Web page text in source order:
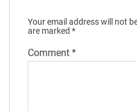
Your email address will not
are marked *
Comment *